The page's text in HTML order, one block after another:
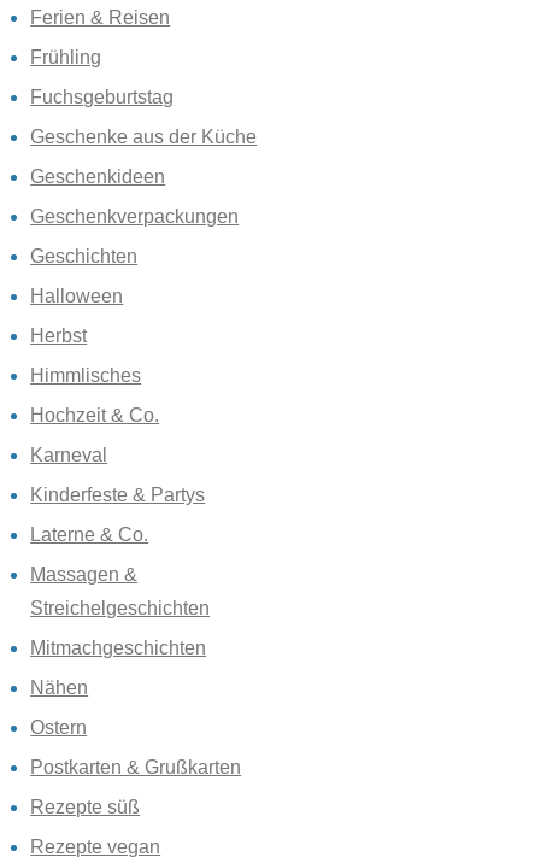
Ferien & Reisen
Frühling
Fuchsgeburtstag
Geschenke aus der Küche
Geschenkideen
Geschenkverpackungen
Geschichten
Halloween
Herbst
Himmlisches
Hochzeit & Co.
Karneval
Kinderfeste & Partys
Laterne & Co.
Massagen &
Streichelgeschichten
Mitmachgeschichten
Nähen
Ostern
Postkarten & Grußkarten
Rezepte süß
Rezepte vegan